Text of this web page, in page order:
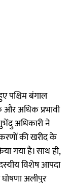
पश्चिम बंगाल
अधिक प्रभावी
अधिकारी ने
की खरीद के
गया है। साथ ही,
विशेष आपदा
अलीपुर